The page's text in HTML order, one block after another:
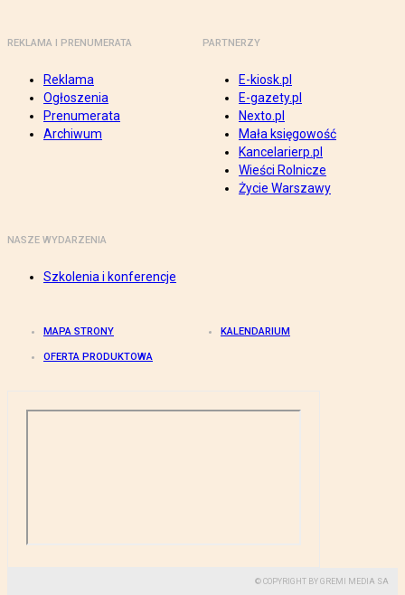
REKLAMA I PRENUMERATA
Reklama
Ogłoszenia
Prenumerata
Archiwum
PARTNERZY
E-kiosk.pl
E-gazety.pl
Nexto.pl
Mała księgowość
Kancelarierp.pl
Wieści Rolnicze
Życie Warszawy
NASZE WYDARZENIA
Szkolenia i konferencje
MAPA STRONY KALENDARIUM
OFERTA PRODUKTOWA
© COPYRIGHT BY GREMI MEDIA SA